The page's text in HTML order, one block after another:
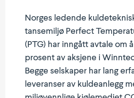
Norges ledende
tanse­miljø Perfect
(PTG) har inngått avtale om
prosent av aksjene i
Begge selskaper har lang
leveranser av kulde­anlegg